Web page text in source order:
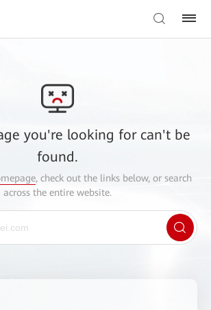
you're looking for can't be
found.
, check out the links below, or search
across the entire website.